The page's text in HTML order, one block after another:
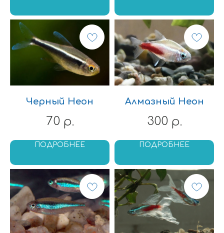
Черный Неон
70 р.
ПОДРОБНЕЕ
Алмазный Неон
300 р.
ПОДРОБНЕЕ